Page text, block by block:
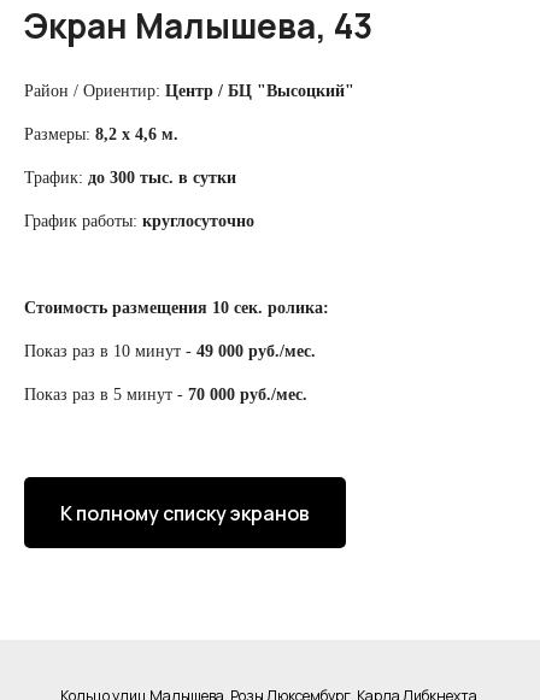
Экран Малышева, 43
Район / Ориентир: Центр / БЦ "Высоцкий"
Размеры: 8,2 х 4,6 м.
Трафик: до 300 тыс. в сутки
График работы: круглосуточно
Стоимость размещения 10 сек. ролика:
Показ раз в 10 минут - 49 000 руб./мес.
Показ раз в 5 минут - 70 000 руб./мес.
К полному списку экранов
Кольцо улиц Малышева, Розы Люксембург, Карла Либкнехта,